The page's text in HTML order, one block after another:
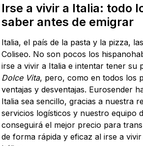
Irse a vivir a Italia: todo
saber antes de emigrar
Italia, el país de la pasta y la pizza,
Coliseo. No son pocos los
irse a vivir a Italia e intentar tener su
Dolce Vita, pero, como en todos los
ventajas y desventajas. Eurosender
Italia sea sencillo, gracias a nuestra
servicios logísticos y nuestro equipo
conseguirá el mejor precio para
de forma rápida y eficaz al irse a